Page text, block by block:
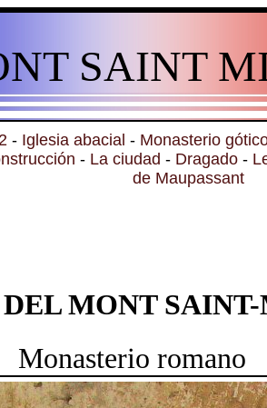
SAINT
- Iglesia abacial - Monasterio
- La ciudad - Dragado-
de Maupassant
MONT
Monasterio romano